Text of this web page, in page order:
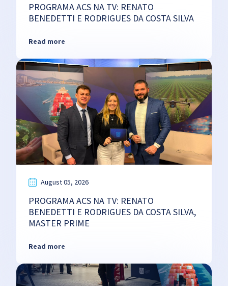
PROGRAMA ACS NA TV: RENATO
BENEDETTI E RODRIGUES DA COSTA SILVA
Read more
August 05, 2026
PROGRAMA ACS NA TV: RENATO
BENEDETTI E RODRIGUES DA COSTA SILVA,
MASTER PRIME
Read more